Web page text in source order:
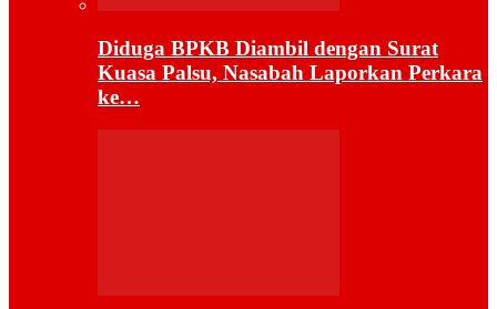
Diduga BPKB Diambil dengan Surat
Kuasa Palsu, Nasabah Laporkan Perkara
ke…